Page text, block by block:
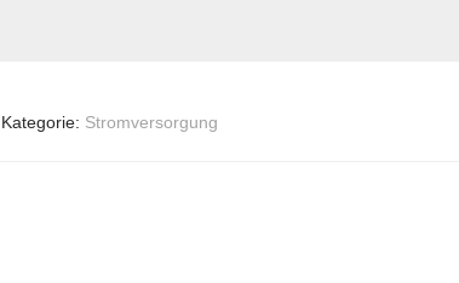
Kategorie: Stromversorgung